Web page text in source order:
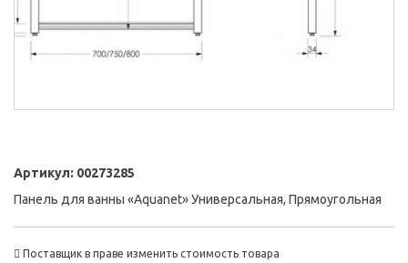
Артикул: 00273285
Панель для ванны «Aquanet» Универсальная, Прямоугольная
Поставщик в праве изменить стоимость товара